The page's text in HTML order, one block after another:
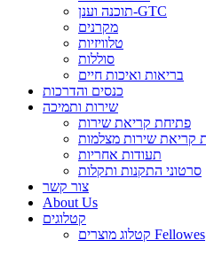
תוכנה וענן-GTC
מקרנים
טלוויזיות
סוללות
בריאות ואיכות חיים
כנסים והדרכות
שירות ותמיכה
פתיחת קריאת שירות
תעודות אחריות
סרטוני התקנות ותקלות
צור קשר
About Us
קטלוגים
קטלוג מוצרים Fellowes